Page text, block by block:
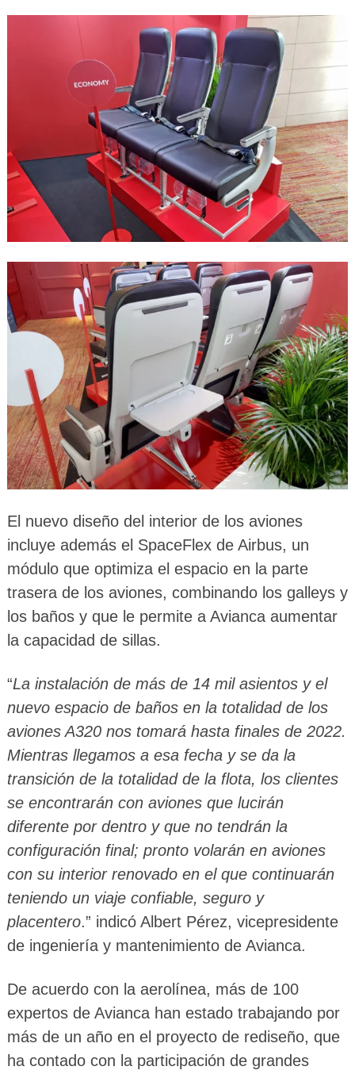
El nuevo diseño del interior de los aviones
incluye además el SpaceFlex de Airbus, un
módulo que optimiza el espacio en la parte
trasera de los aviones, combinando los galleys y
los baños y que le permite a Avianca aumentar
la capacidad de sillas.
“La instalación de más de 14 mil asientos y el
nuevo espacio de baños en la totalidad de los
aviones A320 nos tomará hasta finales de 2022.
Mientras llegamos a esa fecha y se da la
transición de la totalidad de la flota, los clientes
se encontrarán con aviones que lucirán
diferente por dentro y que no tendrán la
configuración final; pronto volarán en aviones
con su interior renovado en el que continuarán
teniendo un viaje confiable, seguro y
placentero.” indicó Albert Pérez, vicepresidente
de ingeniería y mantenimiento de Avianca.
De acuerdo con la aerolínea, más de 100
expertos de Avianca han estado trabajando por
más de un año en el proyecto de rediseño, que
ha contado con la participación de grandes